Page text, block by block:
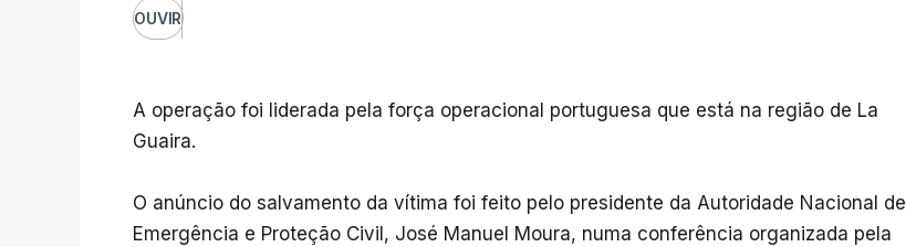
OUVIR
A operação foi liderada pela força operacional portuguesa que está na região de La
Guaira.
O anúncio do salvamento da vítima foi feito pelo presidente da Autoridade Nacional de
Emergência e Proteção Civil, José Manuel Moura, numa conferência organizada pela